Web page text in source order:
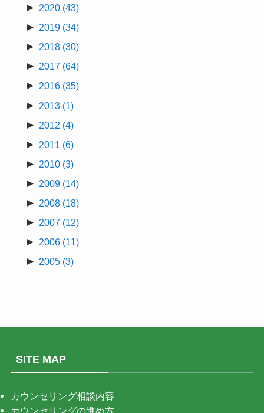
► 2020 (43)
► 2019 (34)
► 2018 (30)
► 2017 (64)
► 2016 (35)
► 2013 (1)
► 2012 (4)
► 2011 (6)
► 2010 (3)
► 2009 (14)
► 2008 (18)
► 2007 (12)
► 2006 (11)
► 2005 (3)
SITE MAP
カウンセリング相談内容
カウンセリングの進め方